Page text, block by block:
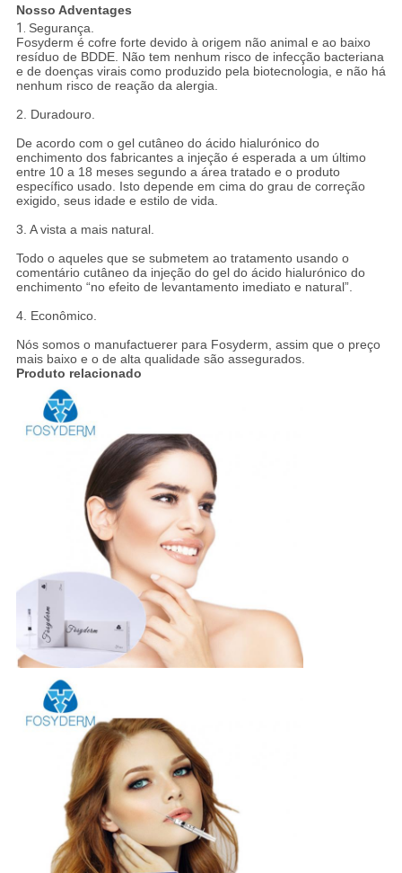
Nosso Adventages
1. Segurança.
Fosyderm é cofre forte devido à origem não animal e ao baixo
resíduo de BDDE. Não tem nenhum risco de infecção bacteriana
e de doenças virais como produzido pela biotecnologia, e não há
nenhum risco de reação da alergia.
2. Duradouro.
De acordo com o gel cutâneo do ácido hialurónico do
enchimento dos fabricantes a injeção é esperada a um último
entre 10 a 18 meses segundo a área tratado e o produto
específico usado. Isto depende em cima do grau de correção
exigido, seus idade e estilo de vida.
3. A vista a mais natural.
Todo o aqueles que se submetem ao tratamento usando o
comentário cutâneo da injeção do gel do ácido hialurónico do
enchimento “no efeito de levantamento imediato e natural”.
4. Econômico.
Nós somos o manufactuerer para Fosyderm, assim que o preço
mais baixo e o de alta qualidade são assegurados.
Produto relacionado